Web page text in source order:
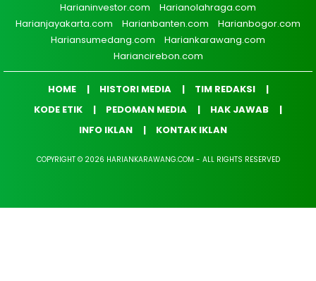
Harianinvestor.com
Harianolahraga.com
Harianjayakarta.com
Harianbanten.com
Harianbogor.com
Hariansumedang.com
Hariankarawang.com
Hariancirebon.com
HOME HISTORI MEDIA
TIM REDAKSI
KODE ETIK
PEDOMAN MEDIA
HAK JAWAB
INFO IKLAN
KONTAK IKLAN
COPYRIGHT © 2026 HARIANKARAWANG.COM - ALL RIGHTS RESERVED